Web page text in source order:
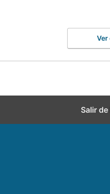
Ver
Salir